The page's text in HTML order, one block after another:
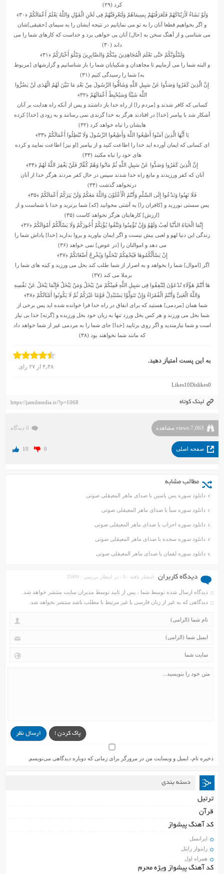
کرد (۲۹)
وَلَوْ نَشَاءُ لَأَرَیْنَاکَهُمْ فَلَعَرَفْتَهُمْ بِسِیمَاهُمْ وَلَتَعْرِفَنَّهُمْ فِی لَحْنِ الْقَوْلِ وَاللَّهُ یَعْلَمُ أَعْمَالَکُمْ﴿۳۰﴾
و اگر بخواهیم قطعا آنان را به تو مى ‏نمایانیم در نتیجه ایشان را به سیماى [حقیقى]شان
مى ‏شناسى و از آهنگ سخن به [حال] آنان پى خواهى برد و خداست که کارهاى شما را مى‏
داند (۳۰)
وَلَنَبْلُوَنَّکُمْ حَتَّى نَعْلَمَ الْمُجَاهِدِینَ مِنْکُمْ وَالصَّابِرِینَ وَنَبْلُوَ أَخْبَارَکُمْ﴿۳۱﴾
و البته شما را مى ‏آزماییم تا مجاهدان و شکیبایان شما را باز شناسانیم و گزارشهاى [مربوط
به] شما را رسیدگى کنیم (۳۱)
إِنَّ الَّذِینَ کَفَرُوا وَصَدُّوا عَنْ سَبِیلِ اللَّهِ وَشَاقُّوا الرَّسُولَ مِنْ بَعْدِ مَا تَبَیَّنَ لَهُمُ الْهُدَى لَنْ یَضُرُّوا
اللَّهَ شَیْئًا وَسَیُحْبِطُ أَعْمَالَهُمْ﴿۳۲﴾
کسانى که کافر شدند و [مردم را] از راه خدا باز داشتند و پس از آنکه راه هدایت بر آنان
آشکار شد با پیامبر [خدا] در افتادند هرگز به خدا گزندى نمى ‏رسانند و به زودى [خدا] کرده
‏هایشان را تباه خواهد کرد (۳۲)
یَا أَیُّهَا الَّذِینَ آمَنُوا أَطِیعُوا اللَّهَ وَأَطِیعُوا الرَّسُولَ وَلَا تُبْطِلُوا أَعْمَالَکُمْ﴿۳۳﴾
اى کسانى که ایمان آورده‏ اید خدا را اطاعت کنید و از پیامبر [او نیز] اطاعت نمایید و کرده
‏هاى خود را تباه مکنید (۳۳)
إِنَّ الَّذِینَ کَفَرُوا وَصَدُّوا عَنْ سَبِیلِ اللَّهِ ثُمَّ مَاتُوا وَهُمْ کُفَّارٌ فَلَنْ یَغْفِرَ اللَّهُ لَهُمْ ﴿۳۴﴾
آنان که کفر ورزیدند و مانع راه خدا شدند سپس در حال کفر مردند هرگز خدا از آنان
درنخواهد گذشت (۳۴)
فَلَا تَهِنُوا وَتَدْعُوا إِلَى السَّلْمِ وَأَنْتُمُ الْأَعْلَوْنَ وَاللَّهُ مَعَکُمْ وَلَنْ یَتِرَکُمْ أَعْمَالَکُمْ﴿۳۵﴾
پس سستى نورزید و [کافران را] به آشتى مخوانید [که] شما برترید و خدا با شماست و از
[ارزش] کارهایتان هرگز نخواهد کاست (۳۵)
إِنَّمَا الْحَیَاهُ الدُّنْیَا لَعِبٌ وَلَهْوٌ وَإِنْ تُؤْمِنُوا وَتَتَّقُوا یُؤْتِکُمْ أُجُورَکُمْ وَلَا یَسْأَلْکُمْ أَمْوَالَکُمْ ﴿۳۶﴾
زندگى این دنیا لهو و لعبى بیش نیست و اگر ایمان بیاورید و پروا بدارید [خدا] پاداش شما را
مى‏ دهد و اموالتان را [در عوض] نمى‏ خواهد (۳۶)
إِنْ یَسْأَلْکُمُوهَا فَیُحْفِکُمْ تَبْخَلُوا وَیُخْرِجْ أَضْغَانَکُمْ﴿۳۷﴾
اگر [اموال] شما را بخواهد و به اصرار از شما طلب کند بخل مى ‏ورزید و کینه ‏هاى شما را
برملا مى ‏کند (۳۷)
هَا أَنْتُمْ هَؤُلَاءِ تُدْعَوْنَ لِتُنْفِقُوا فِی سَبِیلِ اللَّهِ فَمِنْکُمْ مَنْ یَبْخَلُ وَمَنْ یَبْخَلْ فَإِنَّمَا یَبْخَلُ عَنْ نَفْسِهِ
وَاللَّهُ الْغَنِیُّ وَأَنْتُمُ الْفُقَرَاءُ وَإِنْ تَتَوَلَّوْا یَسْتَبْدِلْ قَوْمًا غَیْرَکُمْ ثُمَّ لَا یَکُونُوا أَمْثَالَکُمْ ﴿۳۸﴾
شما همان [مردمى] هستید که براى انفاق در راه خدا فرا خوانده شده‏ اید پس برخى از
شما بخل مى ‏ورزند و هر کس بخل ورزد تنها به زیان خود بخل ورزیده و [گرنه] خدا بى ‏نیاز
است و شما نیازمندید و اگر روى برتابید [خدا] جاى شما را به مردمى غیر از شما خواهد داد
که مانند شما نخواهند بود (۳۸)
به این پست امتیاز دهید.
۴٫۴۸ از۲۷ رای
Likes10Dislikes0
لینک کوتاه https://jamilmedia.ir/?p=1068
7,063 views مشاهده 0 دیدگاه
صفحه اصلی 10 0
مطالب مشابه
دانلود سوره یس یاسین با صدای ماهر المعیقلی صوتی
دانلود سوره سبأ با صدای ماهر المعیقلی صوتی
دانلود سوره احزاب با صدای ماهر المعیقلی صوتی
دانلود سوره سجده با صدای ماهر المعیقلی صوتی
دانلود سوره لقمان با صدای ماهر المعیقلی صوتی
دیدگاه کاربران انتشار یافته : 0 - در انتظار بررسی : 33499
دیدگاه ارسال شده توسط شما ، پس از تایید توسط مدیران سایت منتشر خواهد شد.
دیدگاهی که به غیر از زبان فارسی یا غیر مرتبط با مطلب باشد منتشر نخواهد شد.
ارسال نظر پاک کردن !
ذخیره نام، ایمیل و وبسایت من در مرورگر برای زمانی که دوباره دیدگاهی می‌نویسم.
دسته بندی
ترتیل
قرآن
کد آهنگ پیشواز
ایرانسل
راینواز رایتل
همراه اول
کد آهنگ پیشواز ویژه محرم